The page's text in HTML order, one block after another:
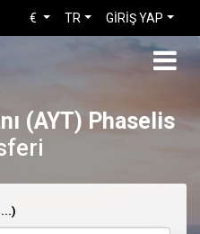
GİRİŞ YAP
TR
€
(AYT) Phaselis